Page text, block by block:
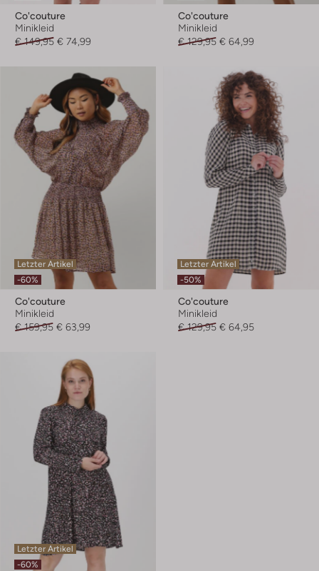
Co'couture
Minikleid
€ 149,95 € 74,99
Co'couture
Minikleid
€ 129,95 € 64,99
Letzter Artikel
-60%
Co'couture
Minikleid
€ 159,95 € 63,99
Letzter Artikel
-50%
Co'couture
Minikleid
€ 129,95 € 64,95
Letzter Artikel
-60%